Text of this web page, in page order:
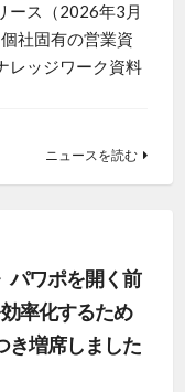
ース（2026年3月
社固有の営業資
レッジワーク資料
ニュースを読む
パワポを開く前
率化するため
き増席しました